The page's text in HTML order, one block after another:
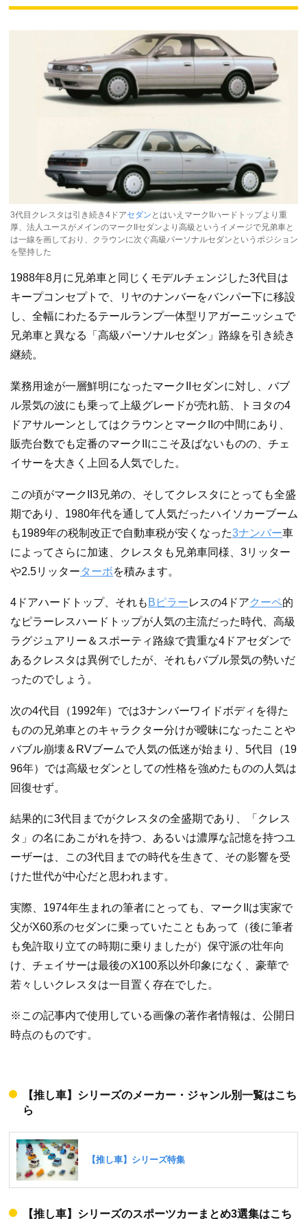
3代目クレスタは引き続き4ドアセダン とはいえマークIIハードトップより重
厚、法人ユースがメインのマークIIセダンより高級というイメージで兄弟車と
は一線を画しており、クラウンに次ぐ高級パーソナルセダンというポジション
を堅持した
1988年8月に兄弟車と同じくモデルチェンジした3代目は
キープコンセプトで、リヤのナンバーをバンパー下に移設
し、全幅にわたるテールランプ一体型リアガーニッシュで
兄弟車と異なる「高級パーソナルセダン」路線を引き続き
継続。
業務用途が一層鮮明になったマークIIセダンに対し、バブ
ル景気の波にも乗って上級グレードが売れ筋、トヨタの4
ドアサルーンとしてはクラウンとマークIIの中間にあり、
販売台数でも定番のマークIIにこそ及ばないものの、チェ
イサーを大きく上回る人気でした。
この頃がマークII3兄弟の、そしてクレスタにとっても全盛
期であり、1980年代を通して人気だったハイソカーブーム
も1989年の税制改正で自動車税が安くなった3ナンバー車
によってさらに加速、クレスタも兄弟車同様、3リッター
や2.5リッターターボを積みます。
4ドアハードトップ、それも Bピラーレスの4ドアクーペ的
なピラーレスハードトップが人気の主流だった時代、高級
ラグジュアリー＆スポーティ路線で貴重な4ドアセダンで
あるクレスタは異例でしたが、それもバブル景気の勢いだ
ったのでしょう。
次の4代目（1992年）では3ナンバーワイドボディを得た
ものの兄弟車とのキャラクター分けが曖昧になったことや
バブル崩壊＆RVブームで人気の低迷が始まり、5代目（19
96年）では高級セダンとしての性格を強めたものの人気は
回復せず。
結果的に3代目までがクレスタの全盛期であり、「クレス
タ」の名にあこがれを持つ、あるいは濃厚な記憶を持つユ
ーザーは、この3代目までの時代を生きて、その影響を受
けた世代が中心だと思われます。
実際、1974年生まれの筆者にとっても、マークIIは実家で
父がX60系のセダンに乗っていたこともあって（後に筆者
も免許取り立ての時期に乗りましたが）保守派の壮年向
け、チェイサーは最後のX100系以外印象になく、豪華で
若々しいクレスタは一目置く存在でした。
※この記事内で使用している画像の著作者情報は、公開日
時点のものです。
【推し車】シリーズのメーカー・ジャンル別一覧はこち
ら
【推し車】シリーズのスポーツカーまとめ3選集はこち